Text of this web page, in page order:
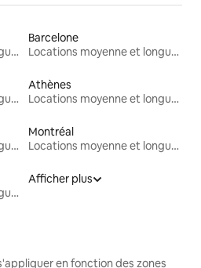
Locations moyenne et longue durée
Barcelone
Locations moyenne et longue durée
Locations moyenne et longue durée
Athènes
Locations moyenne et longue durée
Locations moyenne et longue durée
Montréal
Locations moyenne et longue durée
Locations moyenne et longue durée
Afficher plus
en fonction des zones